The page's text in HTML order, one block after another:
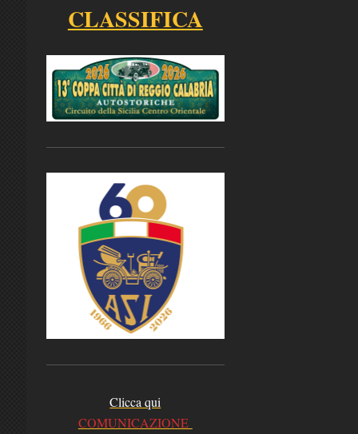
CLASSIFICA
Clicca qui
COMUNICAZIONE